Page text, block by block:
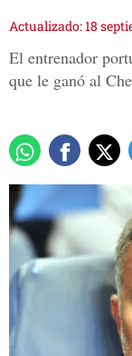
Actualizado: 18
El entrenador
que le ganó al